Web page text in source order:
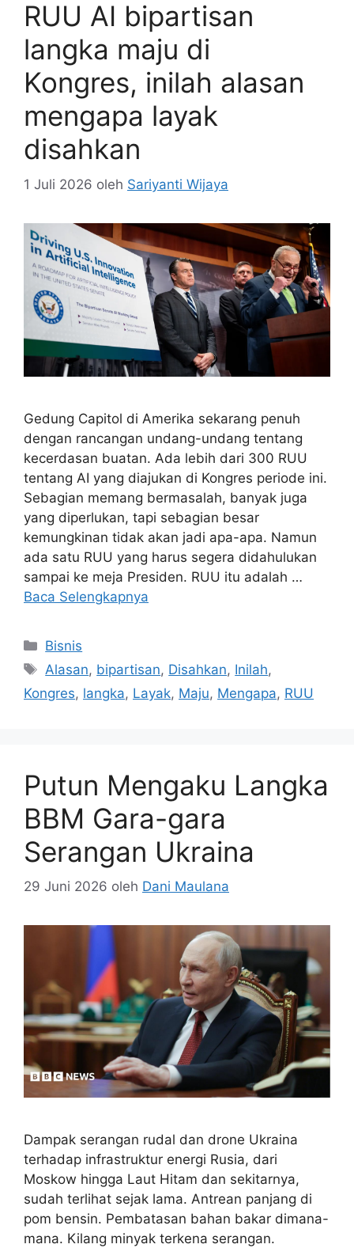
RUU AI bipartisan
langka maju di
Kongres, inilah alasan
mengapa layak
disahkan
1 Juli 2026 oleh Sariyanti Wijaya
Gedung Capitol di Amerika sekarang penuh
dengan rancangan undang-undang tentang
kecerdasan buatan. Ada lebih dari 300 RUU
tentang AI yang diajukan di Kongres periode ini.
Sebagian memang bermasalah, banyak juga
yang diperlukan, tapi sebagian besar
kemungkinan tidak akan jadi apa-apa. Namun
ada satu RUU yang harus segera didahulukan
sampai ke meja Presiden. RUU itu adalah …
Baca Selengkapnya
Kategori
Bisnis
Tag
Alasan, bipartisan, Disahkan, Inilah,
Kongres, langka, Layak, Maju, Mengapa, RUU
Putun Mengaku Langka
BBM Gara-gara
Serangan Ukraina
29 Juni 2026 oleh Dani Maulana
Dampak serangan rudal dan drone Ukraina
terhadap infrastruktur energi Rusia, dari
Moskow hingga Laut Hitam dan sekitarnya,
sudah terlihat sejak lama. Antrean panjang di
pom bensin. Pembatasan bahan bakar dimana-
mana. Kilang minyak terkena serangan.